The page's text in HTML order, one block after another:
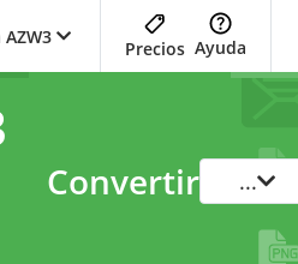
AZW3
Precios Ayuda
Convertir ...